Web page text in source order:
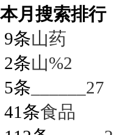
本月搜索排行
9条山药
2条山%2
5条 ______27
41条食品